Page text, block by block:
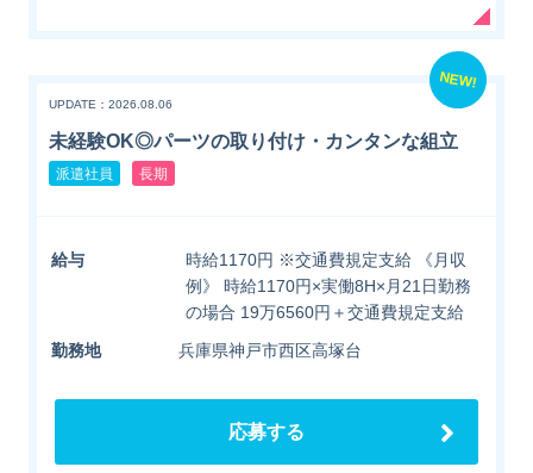
NEW!
UPDATE：2026.08.06
未経験OK◎パーツの取り付け・カンタンな組立
派遣社員 長期
給与
時給1170円 ※交通費規定支給 《月収
例》 時給1170円×実働8H×月21日勤務
の場合 19万6560円＋交通費規定支給
勤務地
兵庫県神戸市西区高塚台
応募する